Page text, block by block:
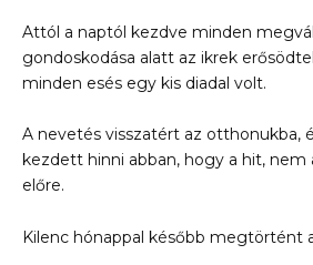
Attól a naptól kezdve minden
gondoskodása alatt az ikrek
minden esés egy kis diadal volt.
A nevetés visszatért az otthonukba,
kezdett hinni abban, hogy a hit,
előre.
Kilenc hónappal később megtörtént